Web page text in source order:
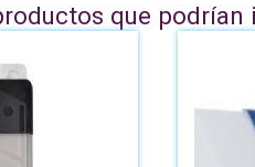
que podrían